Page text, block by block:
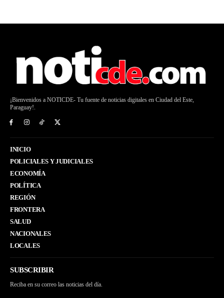
¡Bienvenidos a NOTICDE- Tu fuente de noticias digitales en Ciudad del Este,
Paraguay!.
INICIO
POLICIALES Y JUDICIALES
ECONOMÍA
POLÍTICA
REGIÓN
FRONTERA
SALUD
NACIONALES
LOCALES
SUBSCRIBIR
Reciba en su correo las noticias del día.